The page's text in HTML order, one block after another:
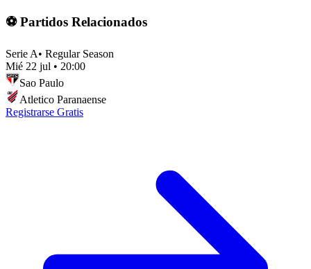
⚽ Partidos Relacionados
Serie A• Regular Season
Mié 22 jul • 20:00
Sao Paulo
Atletico Paranaense
Registrarse Gratis